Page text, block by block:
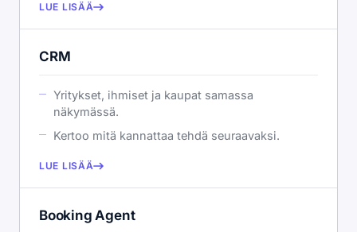
LUE LISÄÄ
CRM
Yritykset, ihmiset ja kaupat samassa
näkymässä.
Kertoo mitä kannattaa tehdä seuraavaksi.
LUE LISÄÄ
Booking Agent